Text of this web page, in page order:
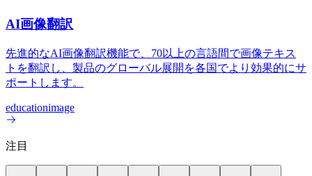
AI画像翻訳
先進的なAI画像翻訳機能で、70以上の言語間で画像テキス
トを翻訳し、製品のグローバル展開を各国でより効果的にサ
ポートします。
educationimage
注目